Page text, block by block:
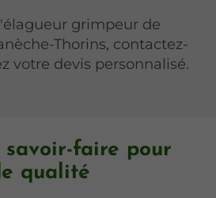
grimpeur de
Thorins, contactez-
votre devis personnalisé.
faire pour
qualité